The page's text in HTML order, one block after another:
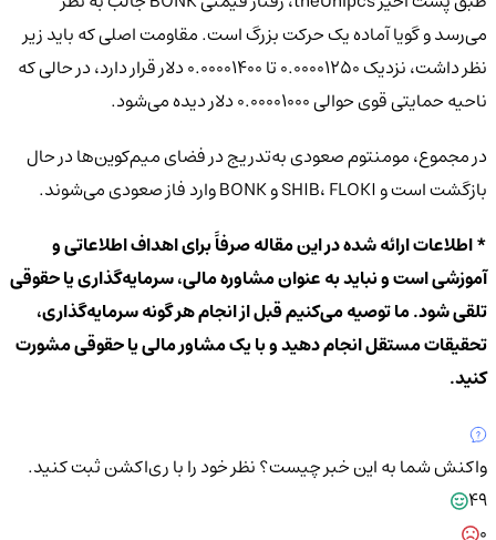
می‌رسد و گویا آماده یک حرکت بزرگ است. مقاومت اصلی که باید زیر
نظر داشت، نزدیک ۰.۰۰۰۰۱۲۵۰ تا ۰.۰۰۰۰۱۴۰۰ دلار قرار دارد، در حالی که
ناحیه حمایتی قوی حوالی ۰.۰۰۰۰۱۰۰۰ دلار دیده می‌شود.
در مجموع، مومنتوم صعودی به‌تدریج در فضای میم‌کوین‌ها در حال
بازگشت است و SHIB، FLOKI و BONK وارد فاز صعودی می‌شوند.
* اطلاعات ارائه شده در این مقاله صرفاً برای اهداف اطلاعاتی و
آموزشی است و نباید به عنوان مشاوره مالی، سرمایه‌گذاری یا حقوقی
تلقی شود. ما توصیه می‌کنیم قبل از انجام هر گونه سرمایه‌گذاری،
تحقیقات مستقل انجام دهید و با یک مشاور مالی یا حقوقی مشورت
کنید.
واکنش شما به این خبر چیست؟نظر خود را با ری‌اکشن ثبت کنید.
49